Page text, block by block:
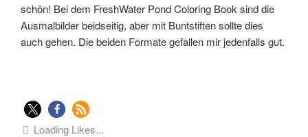
schön! Bei dem FreshWater Pond Coloring Book sind die
Ausmalbilder beidseitig, aber mit Buntstiften sollte dies
auch gehen. Die beiden Formate gefallen mir jedenfalls gut.
Loading Likes...